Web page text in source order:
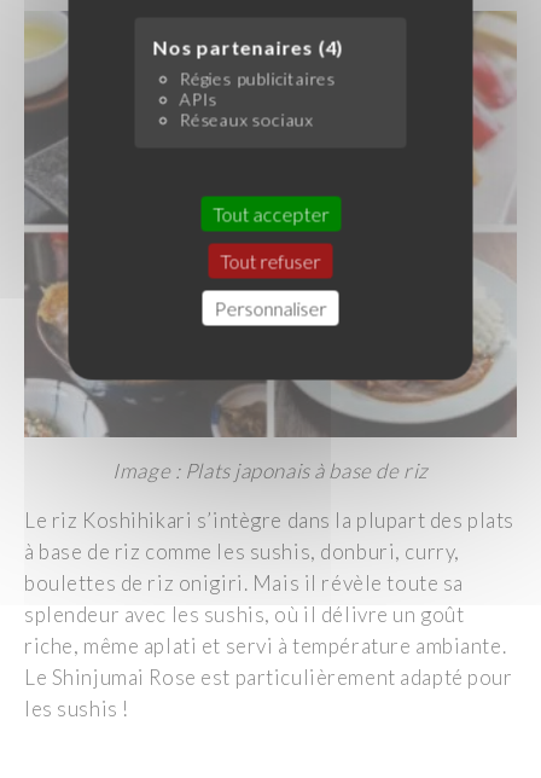
Nos partenaires (4)
Régies publicitaires
APIs
Réseaux sociaux
Tout accepter
Tout refuser
Personnaliser
Image : Plats japonais à base de riz
Le riz Koshihikari s’intègre dans la plupart des plats
à base de riz comme les sushis, donburi, curry,
boulettes de riz onigiri. Mais il révèle toute sa
splendeur avec les sushis, où il délivre un goût
riche, même aplati et servi à température ambiante.
Le Shinjumai Rose est particulièrement adapté pour
les sushis !